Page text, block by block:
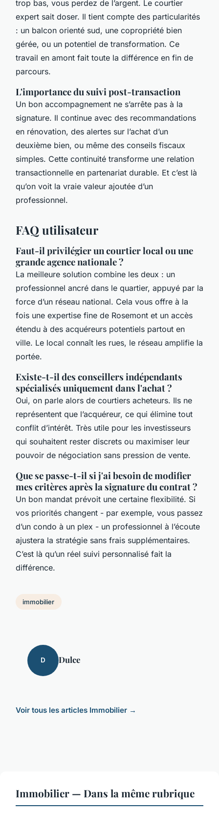
trop bas, vous perdez de l’argent. Le courtier
expert sait doser. Il tient compte des particularités
: un balcon orienté sud, une copropriété bien
gérée, ou un potentiel de transformation. Ce
travail en amont fait toute la différence en fin de
parcours.
L'importance du suivi post-transaction
Un bon accompagnement ne s’arrête pas à la
signature. Il continue avec des recommandations
en rénovation, des alertes sur l’achat d’un
deuxième bien, ou même des conseils fiscaux
simples. Cette continuité transforme une relation
transactionnelle en partenariat durable. Et c’est là
qu’on voit la vraie valeur ajoutée d’un
professionnel.
FAQ utilisateur
Faut-il privilégier un courtier local ou une
grande agence nationale ?
La meilleure solution combine les deux : un
professionnel ancré dans le quartier, appuyé par la
force d’un réseau national. Cela vous offre à la
fois une expertise fine de Rosemont et un accès
étendu à des acquéreurs potentiels partout en
ville. Le local connaît les rues, le réseau amplifie la
portée.
Existe-t-il des conseillers indépendants
spécialisés uniquement dans l'achat ?
Oui, on parle alors de courtiers acheteurs. Ils ne
représentent que l’acquéreur, ce qui élimine tout
conflit d’intérêt. Très utile pour les investisseurs
qui souhaitent rester discrets ou maximiser leur
pouvoir de négociation sans pression de vente.
Que se passe-t-il si j'ai besoin de modifier
mes critères après la signature du contrat ?
Un bon mandat prévoit une certaine flexibilité. Si
vos priorités changent - par exemple, vous passez
d’un condo à un plex - un professionnel à l’écoute
ajustera la stratégie sans frais supplémentaires.
C’est là qu’un réel suivi personnalisé fait la
différence.
immobilier
D Dulce
Voir tous les articles Immobilier →
Immobilier — Dans la même rubrique